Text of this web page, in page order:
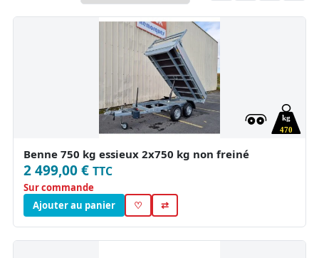
470
kg
Benne 750 kg essieux 2x750 kg non freiné
2 499,00 € TTC
Sur commande
Ajouter au panier
♡ ⇄